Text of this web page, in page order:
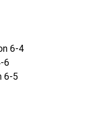
6-4
6
6-5